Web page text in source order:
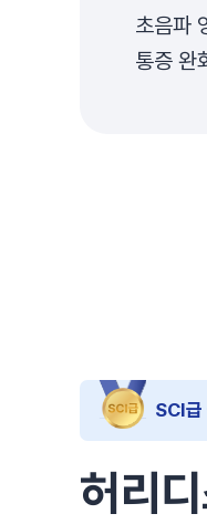
초음파
통증 완
SCI급
허리